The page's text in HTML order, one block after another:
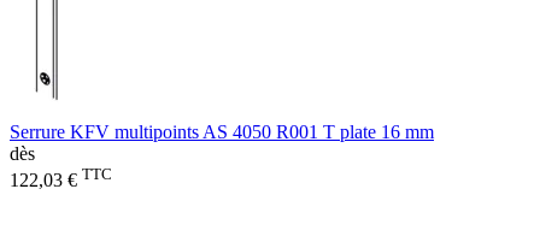
Serrure KFV multipoints AS 4050 R001 T plate 16 mm
dès
122,03 € TTC